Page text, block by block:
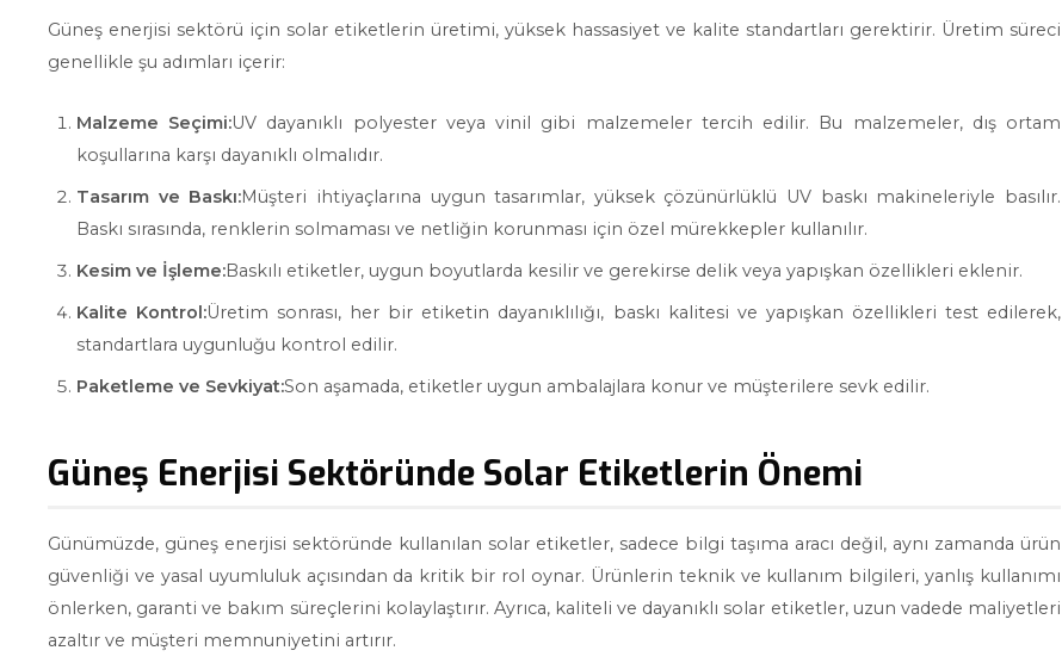
Güneş enerjisi sektörü için solar etiketlerin üretimi, yüksek hassasiyet ve kalite standartları gerektirir. Üretim süreci
genellikle şu adımları içerir:
Malzeme Seçimi:UV dayanıklı polyester veya vinil gibi malzemeler tercih edilir. Bu malzemeler, dış ortam
koşullarına karşı dayanıklı olmalıdır.
Tasarım ve Baskı:Müşteri ihtiyaçlarına uygun tasarımlar, yüksek çözünürlüklü UV baskı makineleriyle basılır.
Baskı sırasında, renklerin solmaması ve netliğin korunması için özel mürekkepler kullanılır.
Kesim ve İşleme:Baskılı etiketler, uygun boyutlarda kesilir ve gerekirse delik veya yapışkan özellikleri eklenir.
Kalite Kontrol:Üretim sonrası, her bir etiketin dayanıklılığı, baskı kalitesi ve yapışkan özellikleri test edilerek,
standartlara uygunluğu kontrol edilir.
Paketleme ve Sevkiyat:Son aşamada, etiketler uygun ambalajlara konur ve müşterilere sevk edilir.
Güneş Enerjisi Sektöründe Solar Etiketlerin Önemi
Günümüzde, güneş enerjisi sektöründe kullanılan solar etiketler, sadece bilgi taşıma aracı değil, aynı zamanda ürün
güvenliği ve yasal uyumluluk açısından da kritik bir rol oynar. Ürünlerin teknik ve kullanım bilgileri, yanlış kullanımı
önlerken, garanti ve bakım süreçlerini kolaylaştırır. Ayrıca, kaliteli ve dayanıklı solar etiketler, uzun vadede maliyetleri
azaltır ve müşteri memnuniyetini artırır.